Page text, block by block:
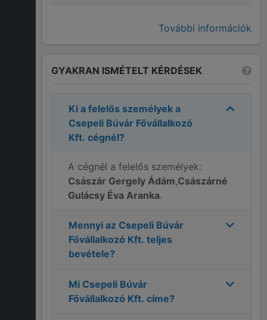
További információk
GYAKRAN ISMÉTELT KÉRDÉSEK
Ki a felelős személyek a
Csepeli Búvár Fővállalkozó
Kft. cégnél?
A cégnél a felelős személyek:
Császár Gergely Ádám,Császárné
Gulácsy Éva Aranka.
Mennyi az Csepeli Búvár
Fővállalkozó Kft. teljes
bevétele?
Mi Csepeli Búvár
Fővállalkozó Kft. címe?